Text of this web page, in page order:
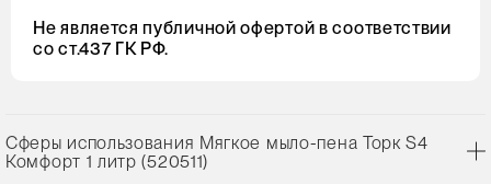
Не является публичной офертой в соответствии
со ст.437 ГК РФ.
Сферы использования Мягкое мыло-пена Торк S4
Комфорт 1 литр (520511)